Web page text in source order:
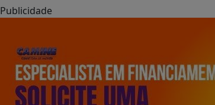
Publicidade